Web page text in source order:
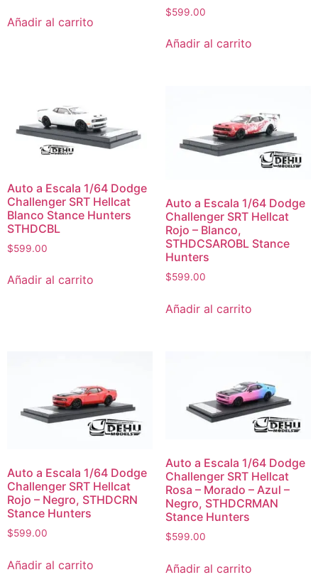
Añadir al carrito
$599.00
Añadir al carrito
Auto a Escala 1/64 Dodge
Challenger SRT Hellcat
Blanco Stance Hunters
STHDCBL
$599.00
Añadir al carrito
Auto a Escala 1/64 Dodge
Challenger SRT Hellcat
Rojo – Blanco,
STHDCSAROBL Stance
Hunters
$599.00
Añadir al carrito
Auto a Escala 1/64 Dodge
Challenger SRT Hellcat
Rojo – Negro, STHDCRN
Stance Hunters
$599.00
Añadir al carrito
Auto a Escala 1/64 Dodge
Challenger SRT Hellcat
Rosa – Morado – Azul –
Negro, STHDCRMAN
Stance Hunters
$599.00
Añadir al carrito